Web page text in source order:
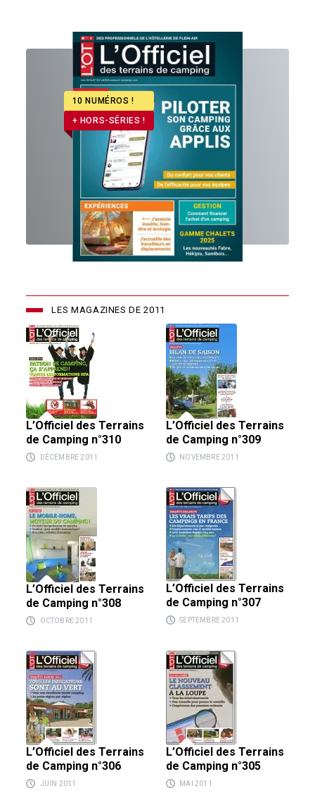
10 NUMÉROS !
+ HORS-SÉRIES !
LES MAGAZINES DE 2011
L’Officiel des Terrains
de Camping n°310
DÉCEMBRE 2011
L’Officiel des Terrains
de Camping n°309
NOVEMBRE 2011
L’Officiel des Terrains
de Camping n°308
OCTOBRE 2011
L’Officiel des Terrains
de Camping n°307
SEPTEMBRE 2011
L’Officiel des Terrains
de Camping n°306
JUIN 2011
L’Officiel des Terrains
de Camping n°305
MAI 2011